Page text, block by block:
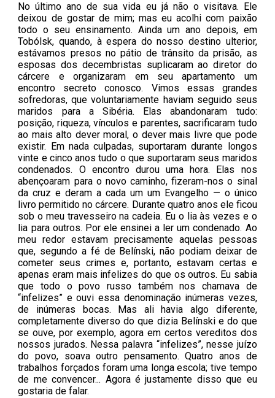
No último ano de sua vida eu já não o visitava. Ele
deixou de gostar de mim; mas eu acolhi com paixão
todo o seu ensinamento. Ainda um ano depois, em
Tobólsk, quando, à espera do nosso destino ulterior,
estávamos presos no pátio de trânsito da prisão, as
esposas dos decembristas suplicaram ao diretor do
cárcere e organizaram em seu apartamento um
encontro secreto conosco. Vimos essas grandes
sofredoras, que voluntariamente haviam seguido seus
maridos para a Sibéria. Elas abandonaram tudo:
posição, riqueza, vínculos e parentes, sacrificaram tudo
ao mais alto dever moral, o dever mais livre que pode
existir. Em nada culpadas, suportaram durante longos
vinte e cinco anos tudo o que suportaram seus maridos
condenados. O encontro durou uma hora. Elas nos
abençoaram para o novo caminho, fizeram-nos o sinal
da cruz e deram a cada um um Evangelho — o único
livro permitido no cárcere. Durante quatro anos ele ficou
sob o meu travesseiro nacadeia. Eu o lia às vezes e o
lia para outros. Por ele ensinei a ler um condenado. Ao
meu redor estavam precisamente aquelas pessoas
que, segundo a fé de Belínski, não podiam deixar de
cometer seus crimes e, portanto, estavam certas e
apenas eram mais infelizes do que os outros. Eu sabia
que todo o povo russo também nos chamava de
“infelizes” e ouvi essa denominação inúmeras vezes,
de inúmeras bocas. Mas ali havia algo diferente,
completamente diverso do que dizia Belínski e do que
se ouve, por exemplo, agora em certos vereditos dos
nossos jurados. Nessa palavra “infelizes”, nesse juízo
do povo, soava outro pensamento. Quatro anos de
trabalhos forçados foram uma longa escola; tive tempo
de me convencer... Agora é justamente disso que eu
gostaria de falar.